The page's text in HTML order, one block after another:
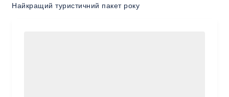
Найкращий туристичний пакет року